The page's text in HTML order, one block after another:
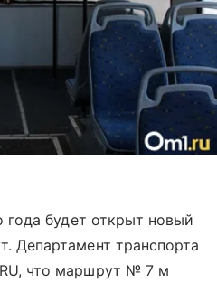
года будет открыт новый
Департамент транспорта
что маршрут № 7 м